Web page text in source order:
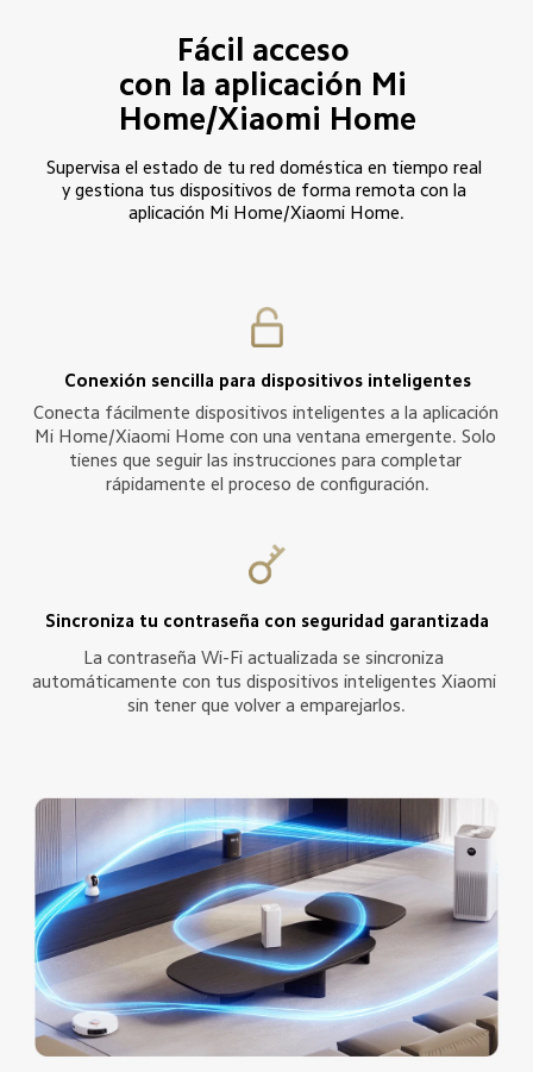
Fácil acceso
con la aplicación Mi
Home/Xiaomi Home
Supervisa el estado de tu red doméstica en tiempo real
y gestiona tus dispositivos de forma remota con la
aplicación Mi Home/Xiaomi Home.
Conexión sencilla para dispositivos inteligentes
Conecta fácilmente dispositivos inteligentes a la aplicación
Mi Home/Xiaomi Home con una ventana emergente. Solo
tienes que seguir las instrucciones para completar
rápidamente el proceso de configuración.
Sincroniza tu contraseña con seguridad garantizada
La contraseña Wi-Fi actualizada se sincroniza
automáticamente con tus dispositivos inteligentes Xiaomi
sin tener que volver a emparejarlos.